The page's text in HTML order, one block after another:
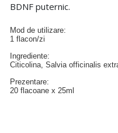
BDNF puternic.
Mod de utilizare:
1 flacon/zi
Ingrediente:
Citicolina, Salvia officinalis
Prezentare:
20 flacoane x 25ml